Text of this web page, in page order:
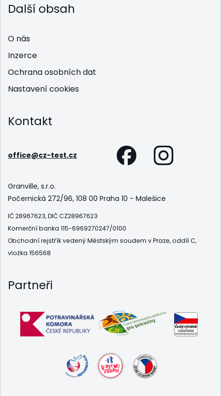
Další obsah
O nás
Inzerce
Ochrana osobních dat
Nastavení cookies
Kontakt
office@cz-test.cz
Granville, s.r.o.
Počernická 272/96, 108 00 Praha 10 - Malešice
IČ 28967623, DIČ CZ28967623
Komerční banka 115-6969270247/0100
Obchodní rejstřík vedený Městským soudem v Praze, oddíl C,
vložka 156568
Partneři